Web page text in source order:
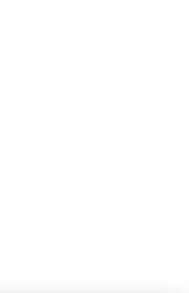
5 hvězdiček.